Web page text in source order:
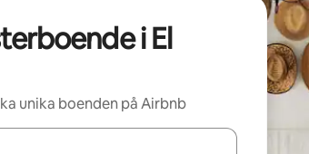
i El
unika boenden på Airbnb